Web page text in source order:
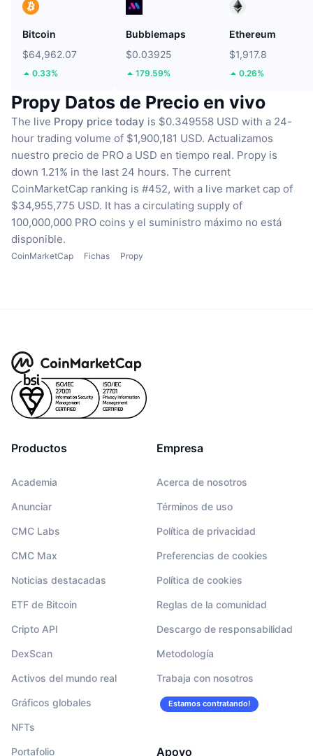
Bitcoin
$64,962.07
0.33%
Bubblemaps
$0.03925
179.59%
Ethereum
$1,917.8
0.26%
Propy Datos de Precio en vivo
The live Propy price today is $0.349558 USD with a 24-
hour trading volume of $1,900,181 USD. Actualizamos
nuestro precio de PRO a USD en tiempo real. Propy is
down 1.21% in the last 24 hours. The current
CoinMarketCap ranking is #452, with a live market cap of
$34,955,775 USD. It has a circulating supply of
100,000,000 PRO coins y el suministro máximo no está
disponible.
CoinMarketCap Fichas Propy
Productos
Academia
Anunciar
CMC Labs
CMC Max
Noticias destacadas
ETF de Bitcoin
Cripto API
DexScan
Activos del mundo real
Gráficos globales
NFTs
Portafolio
Empresa
Acerca de nosotros
Términos de uso
Política de privacidad
Preferencias de cookies
Política de cookies
Reglas de la comunidad
Descargo de responsabilidad
Metodología
Trabaja con nosotros
Estamos contratando!
Apoyo